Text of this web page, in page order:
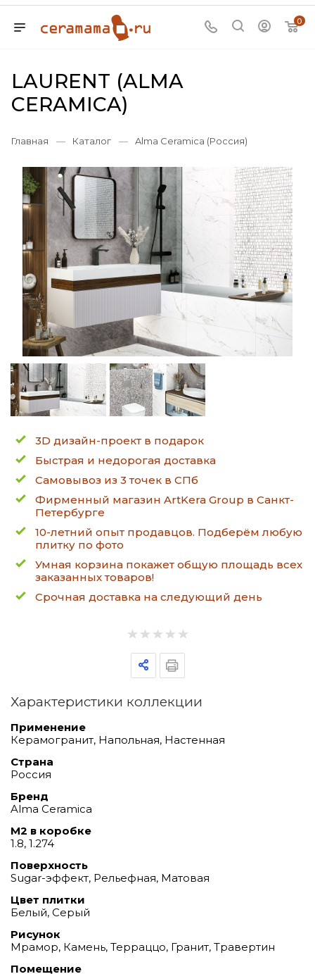
0
LAURENT (ALMA
CERAMICA)
Главная — Каталог — Alma Ceramica (Россия)
3D дизайн-проект в подарок
Быстрая и недорогая доставка
Самовывоз из 3 точек в СПб
Фирменный магазин ArtKera Group в Санкт-
Петербурге
10-летний опыт продавцов. Подберём любую
плитку по фото
Умная корзина покажет общую площадь всех
заказанных товаров!
Срочная доставка на следующий день
Характеристики коллекции
Применение
Керамогранит, Напольная, Настенная
Страна
Россия
Бренд
Alma Ceramica
М2 в коробке
1.8, 1.274
Поверхность
Sugar-эффект, Рельефная, Матовая
Цвет плитки
Белый, Серый
Рисунок
Мрамор, Камень, Терраццо, Гранит, Травертин
Помещение